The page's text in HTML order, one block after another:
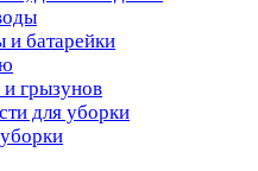
и батарейки
грызунов
для уборки